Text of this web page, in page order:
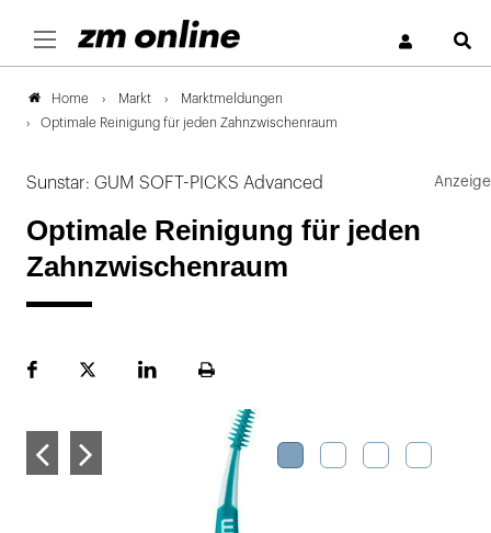
Home Markt
Marktmeldungen
Optimale Reinigung für jeden Zahnzwischenraum
Sunstar: GUM SOFT-PICKS Advanced
Optimale Reinigung für jeden
Zahnzwischenraum
FacebookPlattformLinekdInSeite